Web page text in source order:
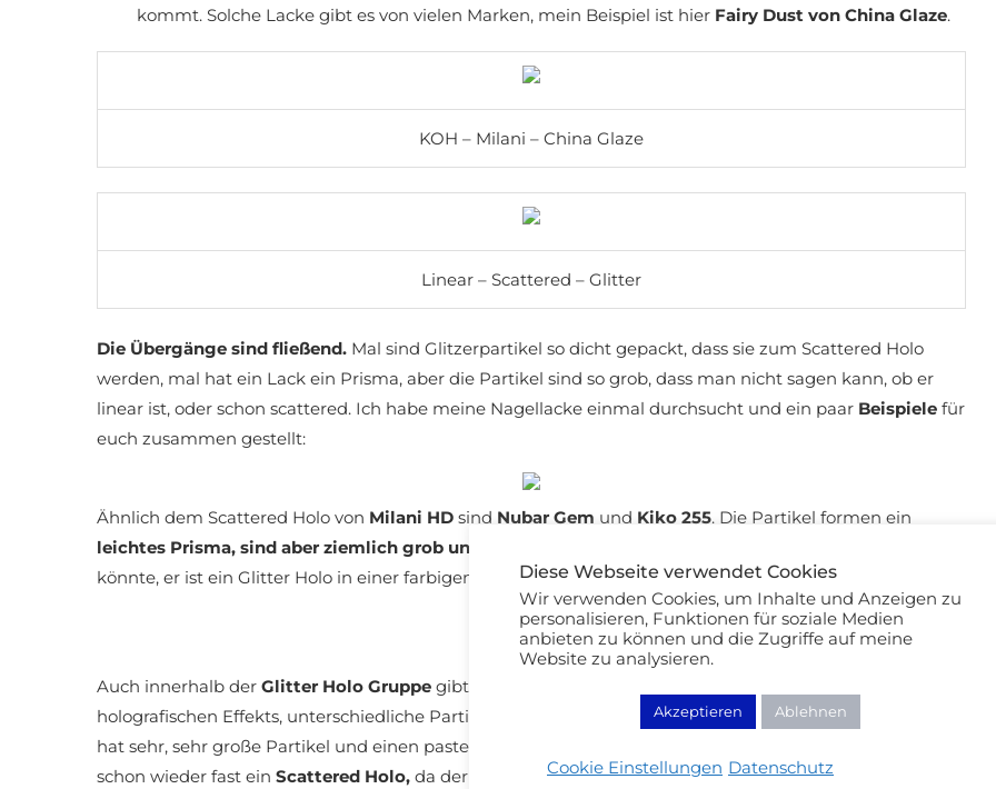
kommt. Solche Lacke gibt es von vielen Marken, mein Beispiel ist hier Fairy Dust von China Glaze.
KOH – Milani – China Glaze
Linear – Scattered – Glitter
Die Übergänge sind fließend. Mal sind Glitzerpartikel so dicht gepackt, dass sie zum Scattered Holo
werden, mal hat ein Lack ein Prisma, aber die Partikel sind so grob, dass man nicht sagen kann, ob er
linear ist, oder schon scattered. Ich habe meine Nagellacke einmal durchsucht und ein paar Beispiele für
euch zusammen gestellt:
Ähnlich dem Scattered Holo von Milani HD sind Nubar Gem und Kiko 255. Die Partikel formen ein
leichtes Prisma, sind aber ziemlich grob und eher verstreut
könnte, er ist ein Glitter Holo in einer farbigen Base!
Auch innerhalb der Glitter Holo Gruppe gibt es Unterschiede. Es gibt verschiedene Stärken des
holografischen Effekts, unterschiedliche Partikelgrößen und was nicht so alles…
China Glaze Snow Globe
hat sehr, sehr große Partikel und einen pastellig-bunten Schimmer.
schon wieder fast ein Scattered Holo, da der Glitzer das Licht sehr bunt bricht und er mit zwei Schichten
Diese Webseite verwendet Cookies
Wir verwenden Cookies, um Inhalte und Anzeigen zu
personalisieren, Funktionen für soziale Medien
anbieten zu können und die Zugriffe auf meine
Website zu analysieren.
Akzeptieren Ablehnen
Cookie Einstellungen Datenschutz